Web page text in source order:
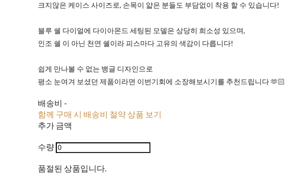
크지않은 케이스 사이즈로, 손목이 얇은 분들도 부담없이 착용 할 수 있습니다!
블루 쉘 다이얼에 다이아몬드 세팅된 모델은 상당히 희소성 있으며,
인조 쉘 이 아닌 천연 쉘이라 피스마다 고유의 색감이 다릅니다!
쉽게 만나볼 수 없는 뱅글 디자인으로
평소 눈여겨 보셨던 제품이라면 이번기회에 소장해보시기를 추천드립니다 🫶🏻
배송비 -
함께 구매 시 배송비 절약 상품 보기
추가 금액
수량
품절된 상품입니다.